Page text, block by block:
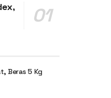
Beras 5 Kg